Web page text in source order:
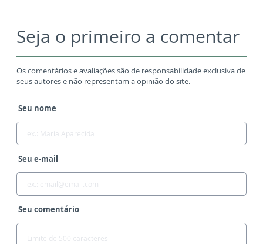
Seja o primeiro a comentar
Os comentários e avaliações são de responsabilidade exclusiva de
seus autores e não representam a opinião do site.
Seu nome
Seu e-mail
Seu comentário